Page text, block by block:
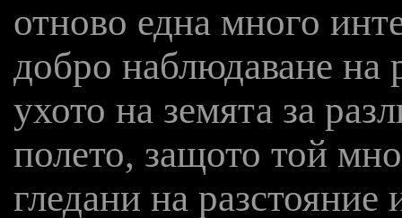
отново една много
добро наблюдаване на
ухото на земята за
полето, защото той
гледани на